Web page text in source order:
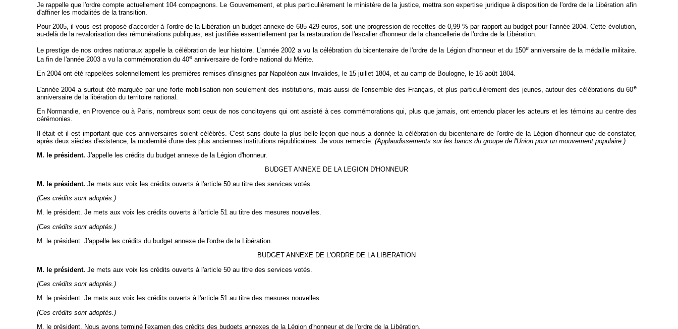
Je rappelle que l'ordre compte actuellement 104 compagnons. Le Gouvernement, et plus particulièrement le ministère de la justice, mettra son expertise juridique à disposition de l'ordre de la Libération afin
d'affiner les modalités de la transition.
Pour 2005, il vous est proposé d'accorder à l'ordre de la Libération un budget annexe de 685 429 euros, soit une progression de recettes de 0,99 % par rapport au budget pour l'année 2004. Cette évolution,
au-delà de la revalorisation des rémunérations publiques, est justifiée essentiellement par la restauration de l'escalier d'honneur de la chancellerie de l'ordre de la Libération.
Le prestige de nos ordres nationaux appelle la célébration de leur histoire. L'année 2002 a vu la célébration du bicentenaire de l'ordre de la Légion d'honneur et du 150eanniversaire de la médaille militaire.
La fin de l'année 2003 a vu la commémoration du 40eanniversaire de l'ordre national du Mérite.
En 2004 ont été rappelées solennellement les premières remises d'insignes par Napoléon aux Invalides, le 15 juillet 1804, et au camp de Boulogne, le 16 août 1804.
L'année 2004 a surtout été marquée par une forte mobilisation non seulement des institutions, mais aussi de l'ensemble des Français, et plus particulièrement des jeunes, autour des célébrations du 60e
anniversaire de la libération du territoire national.
En Normandie, en Provence ou à Paris, nombreux sont ceux de nos concitoyens qui ont assisté à ces commémorations qui, plus que jamais, ont entendu placer les acteurs et les témoins au centre des
cérémonies.
Il était et il est important que ces anniversaires soient célébrés. C'est sans doute la plus belle leçon que nous a donnée la célébration du bicentenaire de l'ordre de la Légion d'honneur que de constater,
après deux siècles d'existence, la modernité d'une des plus anciennes institutions républicaines. Je vous remercie. (Applaudissements sur les bancs du groupe de l'Union pour un mouvement populaire.)
M. le président. J'appelle les crédits du budget annexe de la Légion d'honneur.
BUDGET ANNEXE DE LA LEGION D'HONNEUR
M. le président. Je mets aux voix les crédits ouverts à l'article 50 au titre des services votés.
(Ces crédits sont adoptés.)
M. le président. Je mets aux voix les crédits ouverts à l'article 51 au titre des mesures nouvelles.
(Ces crédits sont adoptés.)
M. le président. J'appelle les crédits du budget annexe de l'ordre de la Libération.
BUDGET ANNEXE DE L'ORDRE DE LA LIBERATION
M. le président. Je mets aux voix les crédits ouverts à l'article 50 au titre des services votés.
(Ces crédits sont adoptés.)
M. le président. Je mets aux voix les crédits ouverts à l'article 51 au titre des mesures nouvelles.
(Ces crédits sont adoptés.)
M. le président. Nous avons terminé l'examen des crédits des budgets annexes de la Légion d'honneur et de l'ordre de la Libération.